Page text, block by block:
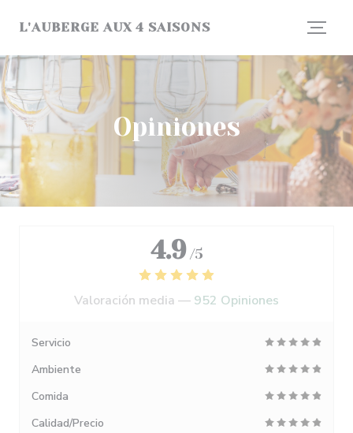
L'AUBERGE AUX 4 SAISONS
Opiniones
4.9 /5
Valoración media — 952 Opiniones
Servicio
Ambiente
Comida
Calidad/Precio